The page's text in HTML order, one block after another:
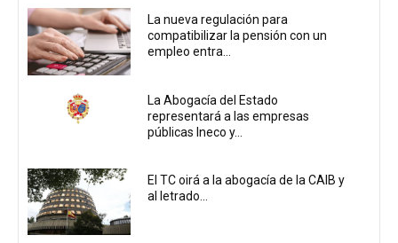
La nueva regulación para
compatibilizar la pensión con un
empleo entra...
La Abogacía del Estado
representará a las empresas
públicas Ineco y...
El TC oirá a la abogacía de la CAIB y
al letrado...